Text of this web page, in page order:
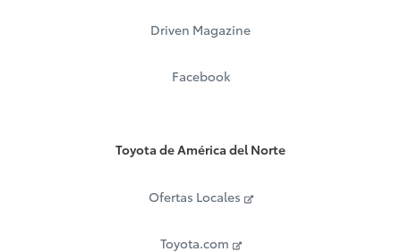
Driven Magazine
Facebook
Toyota de América del Norte
Ofertas Locales
Toyota.com